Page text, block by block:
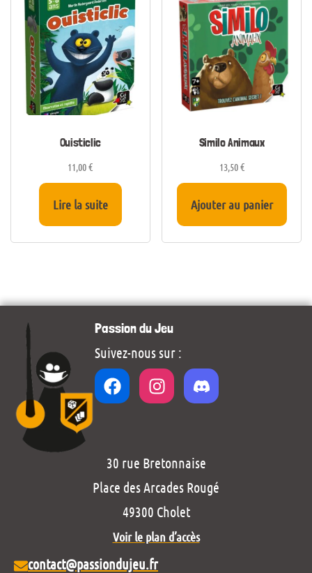
Ouisticlic
11,00€
Lire la suite
Similo Animaux
13,50€
Ajouter au panier
Passion du Jeu
Suivez-nous sur :
30 rue Bretonnaise
Place des Arcades Rougé
49300 Cholet
Voir le plan d’accès
contact@passiondujeu.fr